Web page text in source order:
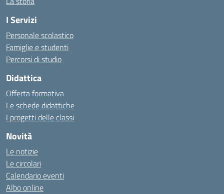
I Servizi
Personale scolastico
Famiglie e studenti
Percorsi di studio
Didattica
Offerta formativa
Le schede didattiche
I progetti delle classi
Novità
Le notizie
Le circolari
Calendario eventi
Albo online